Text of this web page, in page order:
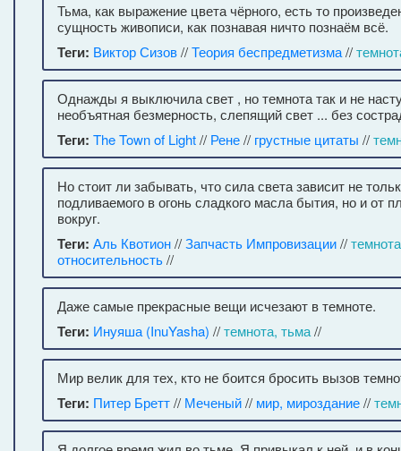
Тьма, как выражение цвета чёрного, есть то
сущность живописи, как познавая ничто познаём всё.
Теги: Виктор Сизов//Теория беспредметизма//
Однажды я выключила свет , но темнота так и не
необъятная безмерность, слепящий свет ... без
Теги: The Town of Light// Рене// грустные цитаты //
Но стоит ли забывать, что сила света зависит не
подливаемого в огонь сладкого масла бытия, но и от
вокруг.
Теги: Аль Квотион//Запчасть Импровизации//
относительность//
Даже самые прекрасные вещи исчезают в темноте.
Теги: Инуяша (InuYasha) //темнота, тьма//
Мир велик для тех, кто не боится бросить вызов
Теги: Питер Бретт// Меченый// мир, мироздание//